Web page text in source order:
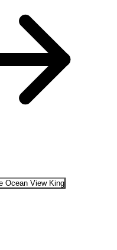
Ocean View King